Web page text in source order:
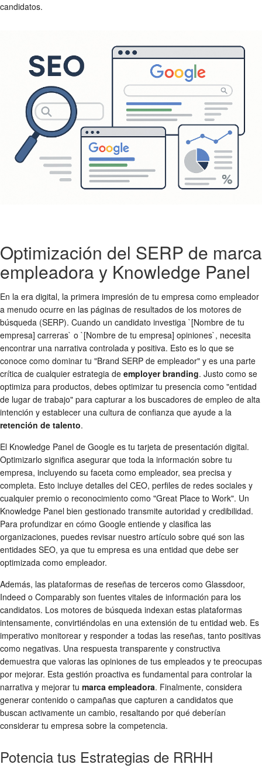
candidatos.
Optimización del SERP de marca
empleadora y Knowledge Panel
En la era digital, la primera impresión de tu empresa como empleador
a menudo ocurre en las páginas de resultados de los motores de
búsqueda (SERP). Cuando un candidato investiga `[Nombre de tu
empresa] carreras` o `[Nombre de tu empresa] opiniones`, necesita
encontrar una narrativa controlada y positiva. Esto es lo que se
conoce como dominar tu "Brand SERP de empleador" y es una parte
crítica de cualquier estrategia de employer branding. Justo como se
optimiza para productos, debes optimizar tu presencia como "entidad
de lugar de trabajo" para capturar a los buscadores de empleo de alta
intención y establecer una cultura de confianza que ayude a la
retención de talento.
El Knowledge Panel de Google es tu tarjeta de presentación digital.
Optimizarlo significa asegurar que toda la información sobre tu
empresa, incluyendo su faceta como empleador, sea precisa y
completa. Esto incluye detalles del CEO, perfiles de redes sociales y
cualquier premio o reconocimiento como "Great Place to Work". Un
Knowledge Panel bien gestionado transmite autoridad y credibilidad.
Para profundizar en cómo Google entiende y clasifica las
organizaciones, puedes revisar nuestro artículo sobre qué son las
entidades SEO, ya que tu empresa es una entidad que debe ser
optimizada como empleador.
Además, las plataformas de reseñas de terceros como Glassdoor,
Indeed o Comparably son fuentes vitales de información para los
candidatos. Los motores de búsqueda indexan estas plataformas
intensamente, convirtiéndolas en una extensión de tu entidad web. Es
imperativo monitorear y responder a todas las reseñas, tanto positivas
como negativas. Una respuesta transparente y constructiva
demuestra que valoras las opiniones de tus empleados y te preocupas
por mejorar. Esta gestión proactiva es fundamental para controlar la
narrativa y mejorar tu marca empleadora. Finalmente, considera
generar contenido o campañas que capturen a candidatos que
buscan activamente un cambio, resaltando por qué deberían
considerar tu empresa sobre la competencia.
Potencia tus Estrategias de RRHH